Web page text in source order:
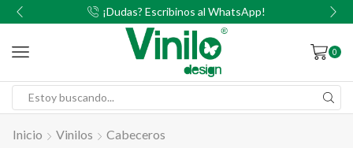
¡Dudas? Escribinos al WhatsApp!
0
Inicio Vinilos Cabeceros